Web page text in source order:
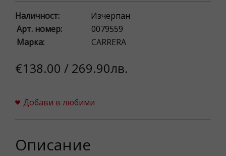
Наличност:
Изчерпан
Арт. номер:
0079559
Марка:
CARRERA
€138.00 / 269.90лв.
Добави в любими
Описание